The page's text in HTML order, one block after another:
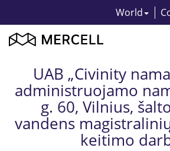
World
UAB „Civinity
administruojamo
g. 60, Vilnius,
vandens
keitimo